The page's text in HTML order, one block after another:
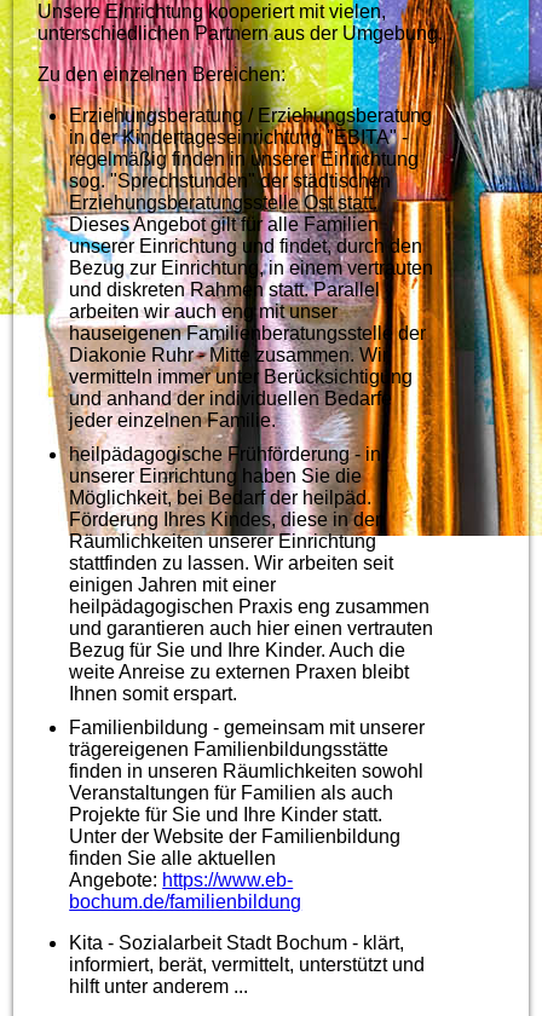
Unsere Einrichtung kooperiert mit vielen,
unterschiedlichen Partnern aus der Umgebung.
Zu den einzelnen Bereichen:
Erziehungsberatung / Erziehungsberatung
in der Kindertageseinrichtung "EBITA" -
regelmäßig finden in unserer Einrichtung
sog. "Sprechstunden" der städtischen
Erziehungsberatungsstelle Ost statt.
Dieses Angebot gilt für alle Familien
unserer Einrichtung und findet, durch den
Bezug zur Einrichtung, in einem vertrauten
und diskreten Rahmen statt. Parallel
arbeiten wir auch eng mit unser
hauseigenen Familienberatungsstelle der
Diakonie Ruhr - Mitte zusammen. Wir
vermitteln immer unter Berücksichtigung
und anhand der individuellen Bedarfe
jeder einzelnen Familie.
heilpädagogische Frühförderung - in
unserer Einrichtung haben Sie die
Möglichkeit, bei Bedarf der heilpäd.
Förderung Ihres Kindes, diese in den
Räumlichkeiten unserer Einrichtung
stattfinden zu lassen. Wir arbeiten seit
einigen Jahren mit einer
heilpädagogischen Praxis eng zusammen
und garantieren auch hier einen vertrauten
Bezug für Sie und Ihre Kinder. Auch die
weite Anreise zu externen Praxen bleibt
Ihnen somit erspart.
Familienbildung - gemeinsam mit unserer
trägereigenen Familienbildungsstätte
finden in unseren Räumlichkeiten sowohl
Veranstaltungen für Familien als auch
Projekte für Sie und Ihre Kinder statt.
Unter der Website der Familienbildung
finden Sie alle aktuellen
Angebote: https://www.eb-
bochum.de/familienbildung
Kita - Sozialarbeit Stadt Bochum - klärt,
informiert, berät, vermittelt, unterstützt und
hilft unter anderem ...